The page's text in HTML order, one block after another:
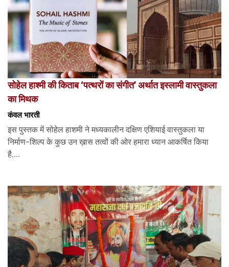
सोहेल हाश्मी की किताब ‘पत्थरों का संगीत’ अर्थात इस्लामी वास्तुकला
का मिथक
कंवल भारती
इस पुस्तक में सोहेल हाशमी ने मध्यकालीन दक्षिण एशियाई वास्तुकला या
निर्माण-शिल्प के कुछ उन ख़ास तत्वों की ओर हमारा ध्यान आकर्षित किया
है,...